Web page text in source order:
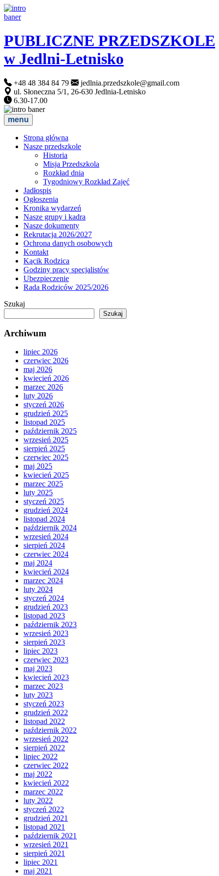
PUBLICZNE PRZEDSZKOLE
w Jedlni-Letnisko
+48 48 384 84 79
jedlnia.przedszkole@gmail.com
ul. Słoneczna 5/1, 26-630 Jedlnia-Letnisko
6.30-17.00
menu
Strona główna
Nasze przedszkole
Historia
Misja Przedszkola
Rozkład dnia
Tygodniowy Rozkład Zajęć
Jadłospis
Ogłoszenia
Kronika wydarzeń
Nasze grupy i kadra
Nasze dokumenty
Rekrutacja 2026/2027
Ochrona danych osobowych
Kontakt
Kącik Rodzica
Godziny pracy specjalistów
Ubezpieczenie
Rada Rodziców 2025/2026
Szukaj
Szukaj
Archiwum
lipiec 2026
czerwiec 2026
maj 2026
kwiecień 2026
marzec 2026
luty 2026
styczeń 2026
grudzień 2025
listopad 2025
październik 2025
wrzesień 2025
sierpień 2025
czerwiec 2025
maj 2025
kwiecień 2025
marzec 2025
luty 2025
styczeń 2025
grudzień 2024
listopad 2024
październik 2024
wrzesień 2024
sierpień 2024
czerwiec 2024
maj 2024
kwiecień 2024
marzec 2024
luty 2024
styczeń 2024
grudzień 2023
listopad 2023
październik 2023
wrzesień 2023
sierpień 2023
lipiec 2023
czerwiec 2023
maj 2023
kwiecień 2023
marzec 2023
luty 2023
styczeń 2023
grudzień 2022
listopad 2022
październik 2022
wrzesień 2022
sierpień 2022
lipiec 2022
czerwiec 2022
maj 2022
kwiecień 2022
marzec 2022
luty 2022
styczeń 2022
grudzień 2021
listopad 2021
październik 2021
wrzesień 2021
sierpień 2021
lipiec 2021
maj 2021